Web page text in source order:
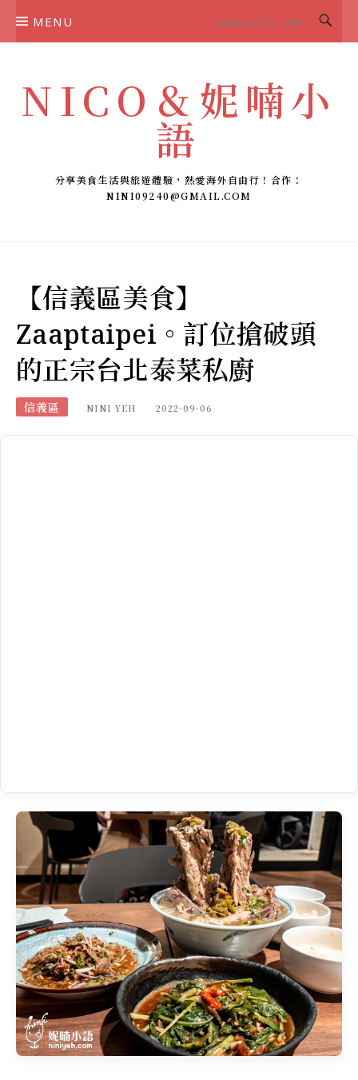
MENU
NICO＆妮喃小
語
分享美食生活與旅遊體驗，熱愛海外自由行！合作：
NINI09240@GMAIL.COM
【信義區美食】
Zaaptaipei。訂位搶破頭
的正宗台北泰菜私廚
信義區 NINI YEH 2022-09-06